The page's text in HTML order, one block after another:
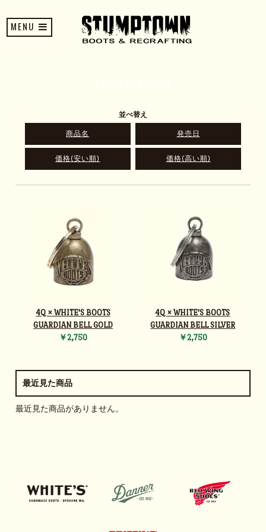
MENU
並べ替え
商品名 発売日
価格(安い順) 価格(高い順)
4Q × WHITE'S BOOTS
GUARDIAN BELL GOLD
￥2,750
4Q × WHITE'S BOOTS
GUARDIAN BELL SILVER
￥2,750
最近見た商品
最近見た商品がありません。